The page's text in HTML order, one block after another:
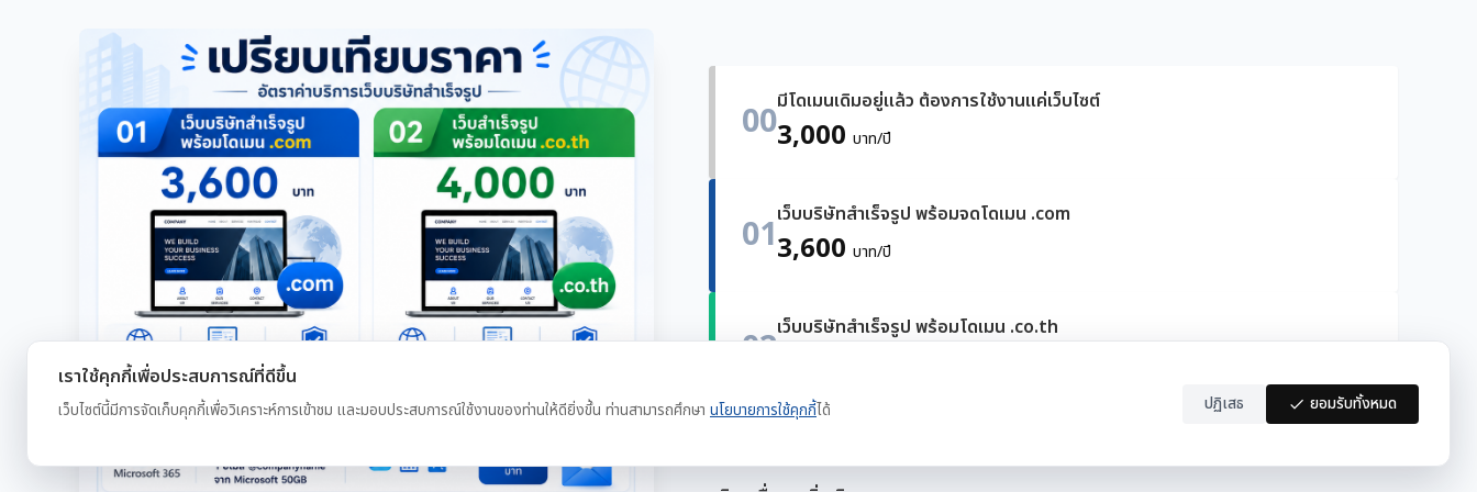
00มีโดเมนเดิมอยู่แล้ว ต้องการใช้งานแค่เว็บไซต์
3,000 บาท/ปี
01เว็บบริษัทสำเร็จรูป พร้อมจดโดเมน .com
3,600 บาท/ปี
02เว็บบริษัทสำเร็จรูป พร้อมโดเมน .co.th
เราใช้คุกกี้เพื่อประสบการณ์ที่ดีขึ้น
เว็บไซต์นี้มีการจัดเก็บคุกกี้เพื่อวิเคราะห์การเข้าชม และมอบประสบการณ์ใช้งานของท่านให้ดียิ่งขึ้น ท่านสามารถศึกษา นโยบายการใช้คุกกี้ได้ ปฏิเสธ ยอมรับทั้งหมด